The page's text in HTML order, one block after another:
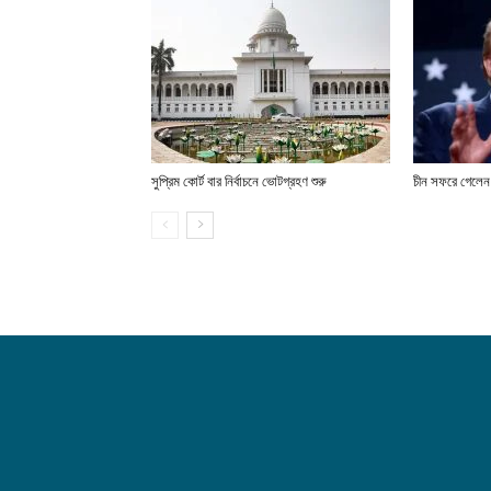
সুপ্রিম কোর্ট বার নির্বাচনে ভোটগ্রহণ শুরু চীন সফরে গেলেন